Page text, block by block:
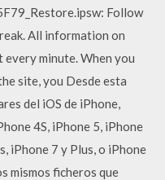
Follow
All information on
minute. When you
site, you Desde esta
del iOS de iPhone,
4S, iPhone 5, iPhone
iPhone 7 y Plus, o iPhone
mismos ficheros que